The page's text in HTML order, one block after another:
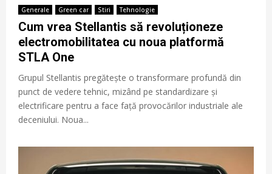
Generale Green car Stiri Tehnologie
Cum vrea Stellantis să revoluționeze
electromobilitatea cu noua platformă
STLA One
Grupul Stellantis pregătește o transformare profundă din
punct de vedere tehnic, mizând pe standardizare și
electrificare pentru a face față provocărilor industriale ale
deceniului. Noua...